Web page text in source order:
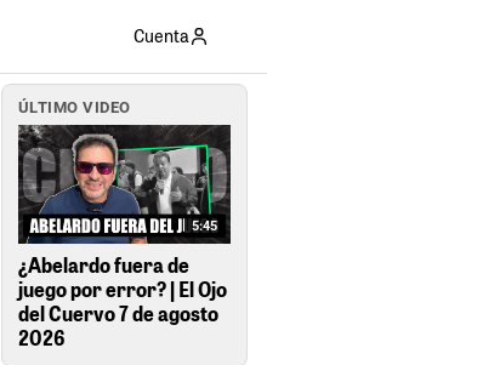
Cuenta
ÚLTIMO VIDEO
5:45
¿Abelardo fuera de
juego por error? | El Ojo
del Cuervo 7 de agosto
2026